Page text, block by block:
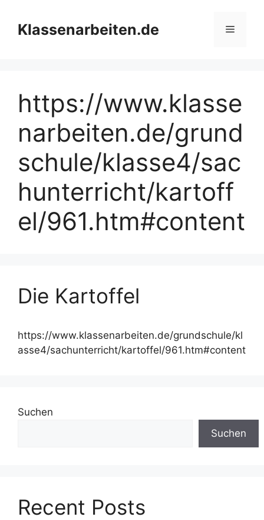
Inhalt
springenKlassenarbeiten.de Menü
https://www.klasse
narbeiten.de/grund
schule/klasse4/sac
hunterricht/kartoff
el/961.htm#content
Die Kartoffel
https://www.klassenarbeiten.de/grundschule/kl
asse4/sachunterricht/kartoffel/961.htm#content
Suchen
Suchen
Recent Posts